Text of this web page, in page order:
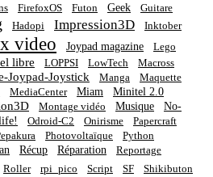
FirefoxOS Futon Geek
Guitare
Hadopi Impression3D Inktober
video Joypad magazine Lego
libre LOPPSI LowTech Macross
Joypad-Joystick Manga Maquette
MediaCenter Miam Minitel 2.0
Montage vidéo Musique
No-
Odroid-C2 Onirisme
Papercraft
Photovoltaïque Python
Récup Réparation Reportage
Roller rpi_pico Script SF
Shikibuton